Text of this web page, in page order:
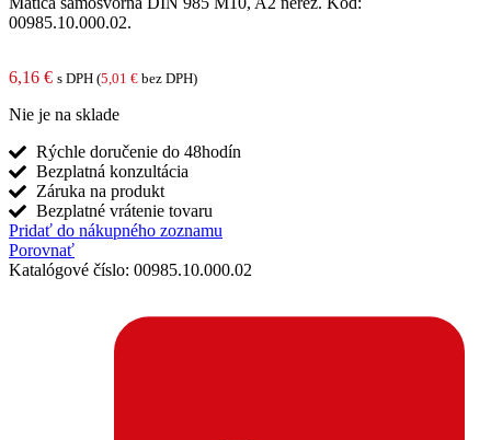
00985.10.000.02.
6,16 € s DPH (5,01 € bez DPH)
Nie je na sklade
Rýchle doručenie do 48hodín
Bezplatná konzultácia
Záruka na produkt
Bezplatné vrátenie tovaru
Pridať do nákupného zoznamu
Porovnať
Katalógové číslo: 00985.10.000.02